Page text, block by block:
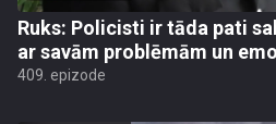
Ruks: Policisti ir tāda pati
ar savām problēmām un
409. epizode